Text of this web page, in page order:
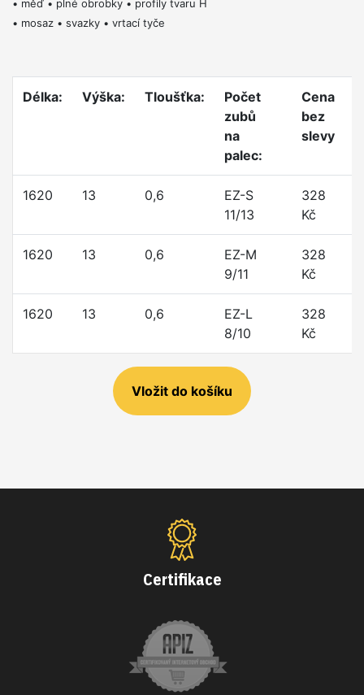
• měď • plné obrobky • profily tvaru H
• mosaz • svazky • vrtací tyče
Délka: Výška: Tloušťka:
Počet
zubů
na
palec:
Cena
bez
slevy
1620 13 0,6
EZ-S
11/13
328
Kč
1620 13 0,6
EZ-M
9/11
328
Kč
1620 13 0,6
EZ-L
8/10
328
Kč
Certifikace